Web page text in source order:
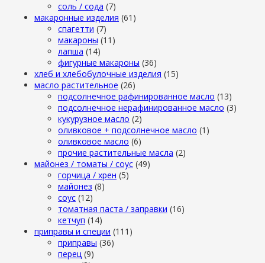
cоль / cода (7)
макаронные изделия (61)
cпагетти (7)
макароны (11)
лапша (14)
фигурные макароны (36)
хлеб и хлебобулочные изделия (15)
масло растительное (26)
подсолнечное рафинированное масло (13)
подсолнечное нерафинированное масло (3)
кукурузное масло (2)
оливковое + подсолнечное масло (1)
оливковое масло (6)
прочие растительные масла (2)
майонез / томаты / соус (49)
горчица / хрен (5)
майонез (8)
соус (12)
томатная паста / заправки (16)
кетчуп (14)
приправы и специи (111)
приправы (36)
перец (9)